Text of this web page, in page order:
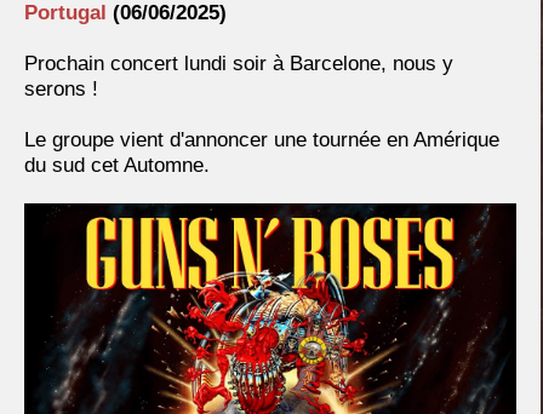
Portugal (06/06/2025)
Prochain concert lundi soir à Barcelone, nous y
serons !
Le groupe vient d'annoncer une tournée en Amérique
du sud cet Automne.